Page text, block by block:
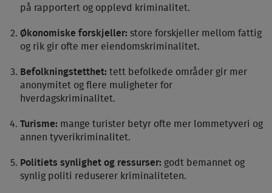
på rapportert og opplevd kriminalitet.
Økonomiske forskjeller: store forskjeller mellom fattig
og rik gir ofte mer eiendomskriminalitet.
Befolkningstetthet: tett befolkede områder gir mer
anonymitet og flere muligheter for
hverdagskriminalitet.
Turisme: mange turister betyr ofte mer lommetyveri og
annen tyverikriminalitet.
Politiets synlighet og ressurser: godt bemannet og
synlig politi reduserer kriminaliteten.